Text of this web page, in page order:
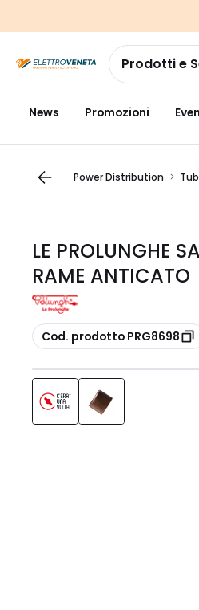
navigazionealla
pagina
Prodotti e
News Promozioni
Power Distribution
LE PROLUNGHE
RAME ANTICATO
copia
Cod. prodotto PRG8698